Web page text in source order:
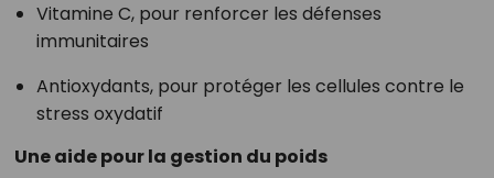
Vitamine C, pour renforcer les défenses
immunitaires
Antioxydants, pour protéger les cellules contre le
stress oxydatif
Une aide pour la gestion du poids